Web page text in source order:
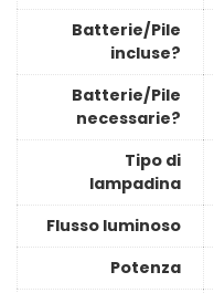
Batterie/Pile
incluse?
Batterie/Pile
necessarie?
Tipo di
lampadina
Flusso luminoso
Potenza